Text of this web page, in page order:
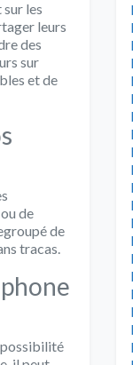
les
leurs
des
sur
et de
de
de
tracas.
possibilité